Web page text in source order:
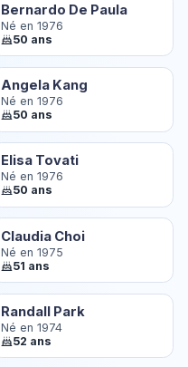
Bernardo De Paula
Né en 1976
50 ans
Angela Kang
Né en 1976
50 ans
Elisa Tovati
Né en 1976
50 ans
Claudia Choi
Né en 1975
51 ans
Randall Park
Né en 1974
52 ans